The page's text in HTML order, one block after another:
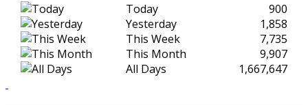
Today
900
Yesterday
1,858
This Week
7,735
This Month
9,907
All Days
1,667,647